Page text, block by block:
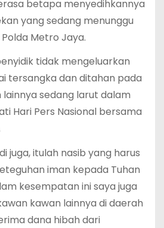
betapa menyedihkannya
yang sedang menunggu
Metro Jaya.
tidak mengeluarkan
tersangka dan ditahan pada
sedang larut dalam
Hari Pers Nasional bersama
juga, itulah nasib yang harus
iman kepada Tuhan
kesempatan ini saya juga
kawan lainnya di daerah
dana hibah dari